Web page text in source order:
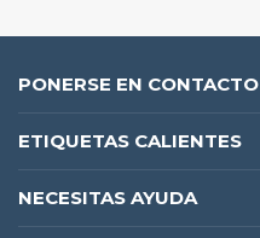
PONERSE EN CONTACTO
ETIQUETAS CALIENTES
NECESITAS AYUDA